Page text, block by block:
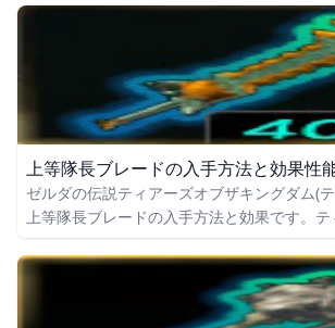
掲載しています。
上等隊長ブレードの入手方法と効果性
ゼルダの伝説ティアーズオブザキングダム(
上等隊長ブレードの入手方法と効果です。テ
力についても掲載しています。